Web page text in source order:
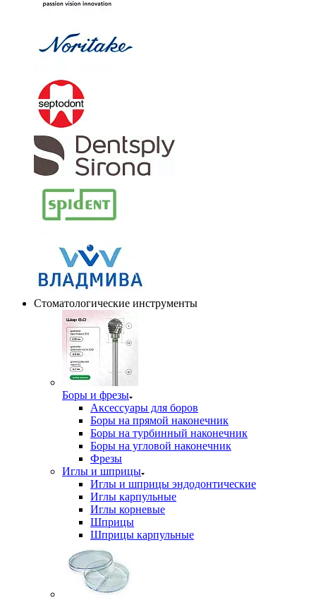
Стоматологические инструменты
Боры и фрезы
Аксессуары для боров
Боры на прямой наконечник
Боры на турбинный наконечник
Боры на угловой наконечник
Фрезы
Иглы и шприцы
Иглы и шприцы эндодонтические
Иглы карпульные
Иглы корневые
Шприцы
Шприцы карпульные